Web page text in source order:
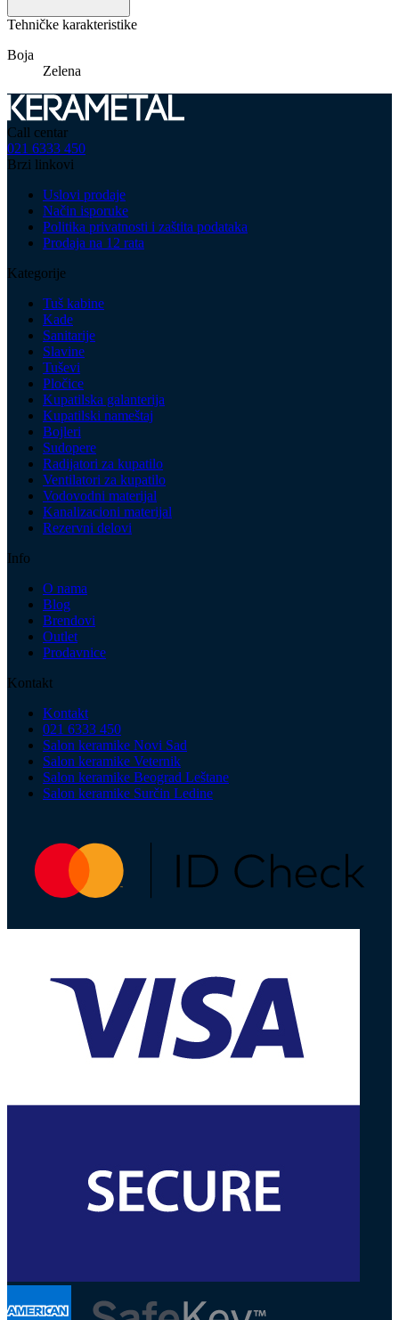
Tehničke karakteristike
Boja
Zelena
Call centar
021 6333 450
Brzi linkovi
Uslovi prodaje
Način isporuke
Politika privatnosti i zaštita podataka
Prodaja na 12 rata
Kategorije
Tuš kabine
Kade
Sanitarije
Slavine
Tuševi
Pločice
Kupatilska galanterija
Kupatilski nameštaj
Bojleri
Sudopere
Radijatori za kupatilo
Ventilatori za kupatilo
Vodovodni materijal
Kanalizacioni materijal
Rezervni delovi
Info
O nama
Blog
Brendovi
Outlet
Prodavnice
Kontakt
Kontakt
021 6333 450
Salon keramike Novi Sad
Salon keramike Veternik
Salon keramike Beograd Leštane
Salon keramike Surčin Ledine